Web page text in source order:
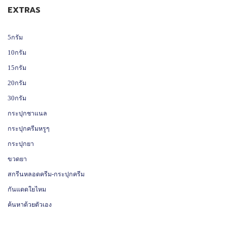
EXTRAS
5กรัม
10กรัม
15กรัม
20กรัม
30กรัม
กระปุกชาแนล
กระปุกครีมหรูๆ
กระปุกยา
ขวดยา
สกรีนหลอดครีม-กระปุกครีม
กันแดดใยไหม
ค้นหาด้วยตัวเอง